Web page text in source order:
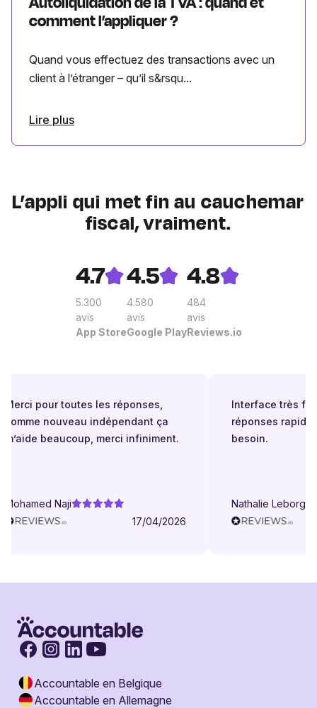
comment l’appliquer ?
Quand vous effectuez des transactions avec un
client à l’étranger – qu’il s&rsqu...
Lire plus
L’appli qui met fin au cauchemar
fiscal, vraiment.
4.7
5.300
avis
App Store
4.5
4.580
avis
Google Play
4.8
484
avis
Reviews.io
Merci pour toutes les réponses,
comme nouveau indépendant ça
m’aide beaucoup, merci infiniment.
Mohamed Naji
17/04/2026
Interface très
réponses
besoin.
Nathalie Leborgne
Accountable en Belgique
Accountable en Allemagne